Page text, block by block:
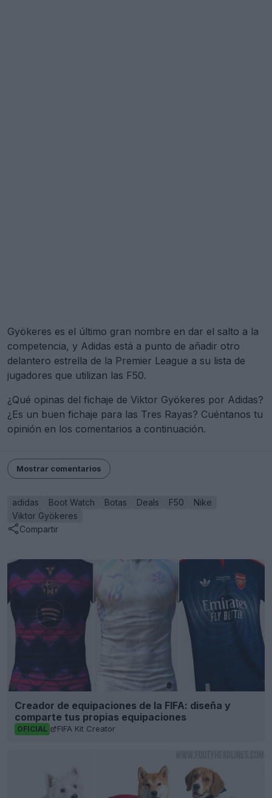
Gyökeres es el último gran nombre en dar el salto a la
competencia, y Adidas está a punto de añadir otro
delantero estrella de la Premier League a su lista de
jugadores que utilizan las F50.
¿Qué opinas del fichaje de Viktor Gyökeres por Adidas?
¿Es un buen fichaje para las Tres Rayas? Cuéntanos tu
opinión en los comentarios a continuación.
Mostrar comentarios
adidas Boot Watch Botas Deals F50
Nike
Viktor Gyökeres
Compartir
Creador de equipaciones de la FIFA: diseña y
comparte tus propias equipaciones
OFICIAL FIFA Kit Creator